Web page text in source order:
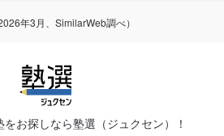
年3月、SimilarWeb調べ）
お探しなら塾選（ジュクセン）！